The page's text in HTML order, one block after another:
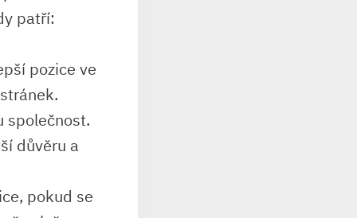
patří:
pozice ve
společnost.
důvěru a
pokud se